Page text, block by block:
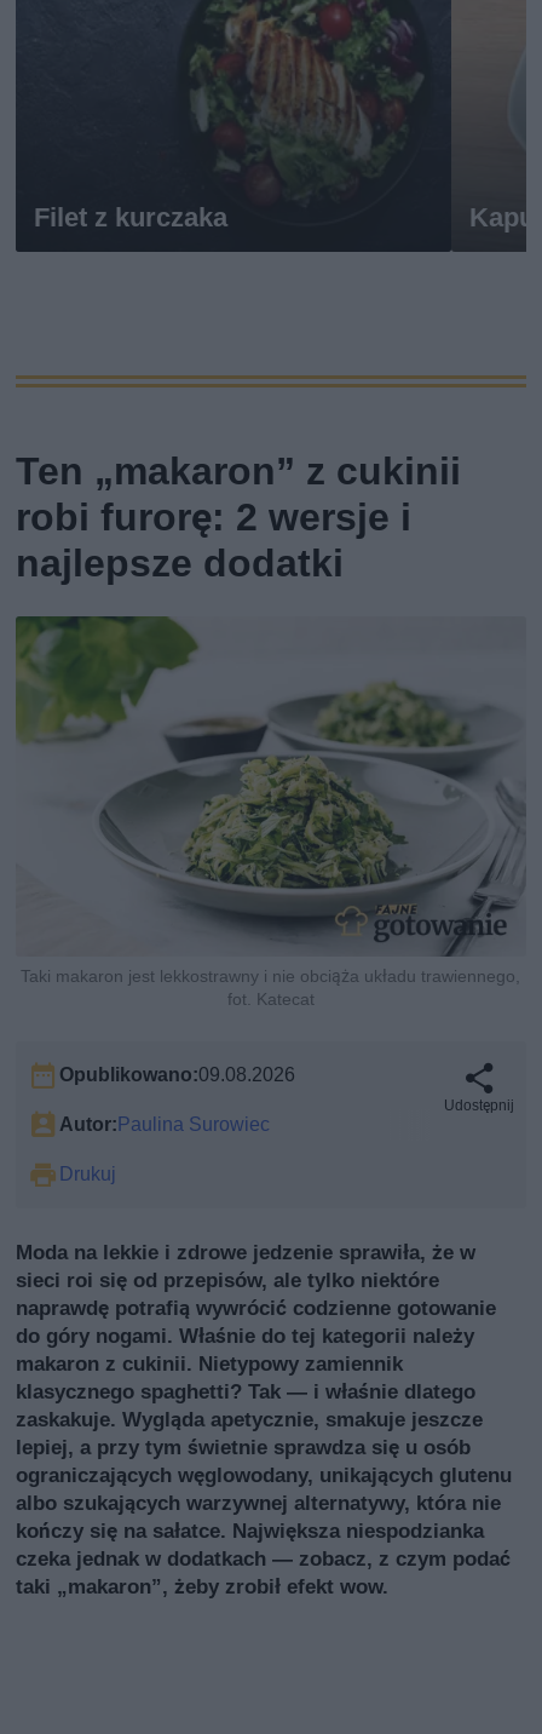
Filet z kurczaka
Ten „makaron” z cukinii
robi furorę: 2 wersje i
najlepsze dodatki
Taki makaron jest lekkostrawny i nie obciąża układu trawiennego,
fot. Katecat
Opublikowano:09.08.2026
Autor:Paulina Surowiec
Drukuj
Udostępnij
Moda na lekkie i zdrowe jedzenie sprawiła, że w
sieci roi się od przepisów, ale tylko niektóre
naprawdę potrafią wywrócić codzienne gotowanie
do góry nogami. Właśnie do tej kategorii należy
makaron z cukinii. Nietypowy zamiennik
klasycznego spaghetti? Tak — i właśnie dlatego
zaskakuje. Wygląda apetycznie, smakuje jeszcze
lepiej, a przy tym świetnie sprawdza się u osób
ograniczających węglowodany, unikających glutenu
albo szukających warzywnej alternatywy, która nie
kończy się na sałatce. Największa niespodzianka
czeka jednak w dodatkach — zobacz, z czym podać
taki „makaron”, żeby zrobił efekt wow.